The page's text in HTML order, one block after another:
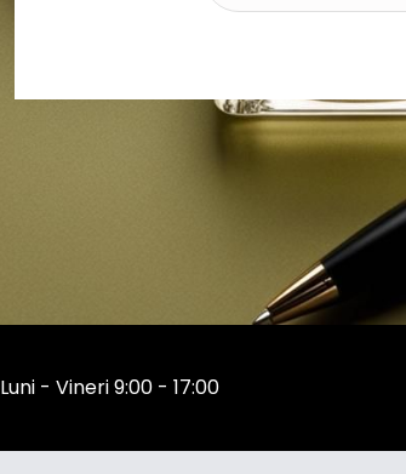
Luni - Vineri 9:00 - 17:00